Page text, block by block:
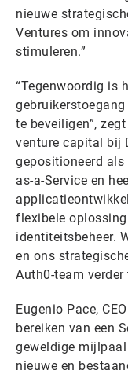
nieuwe
Ventures om
stimuleren.”
“Tegenwoordig is
te beveiligen”,
venture capital bij
gepositioneerd als
as-a-Service en
flexibele
identiteitsbeheer.
en ons
Auth0-team verder
Eugenio Pace,
bereiken van een
geweldige
nieuwe en